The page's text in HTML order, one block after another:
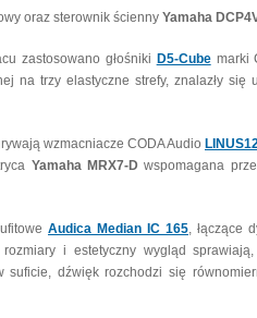
oraz sterownik ścienny Yamaha
zastosowano głośniki D5-Cubemarki
na trzy elastyczne strefy, znalazły się
wzmacniacze CODA Audio
Yamaha MRX7-D wspomagana
Audica Median IC 165, łączące
i estetyczny wygląd
dźwięk rozchodzi się